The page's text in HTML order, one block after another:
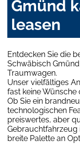
Gmünd
leasen
Entdecken Sie die
Schwäbisch
Traumwagen.
Unser vielfältiges
fast keine Wünsche
Ob Sie ein
technologischen
preiswertes, aber
Gebrauchtfahrzeug
breite Palette an